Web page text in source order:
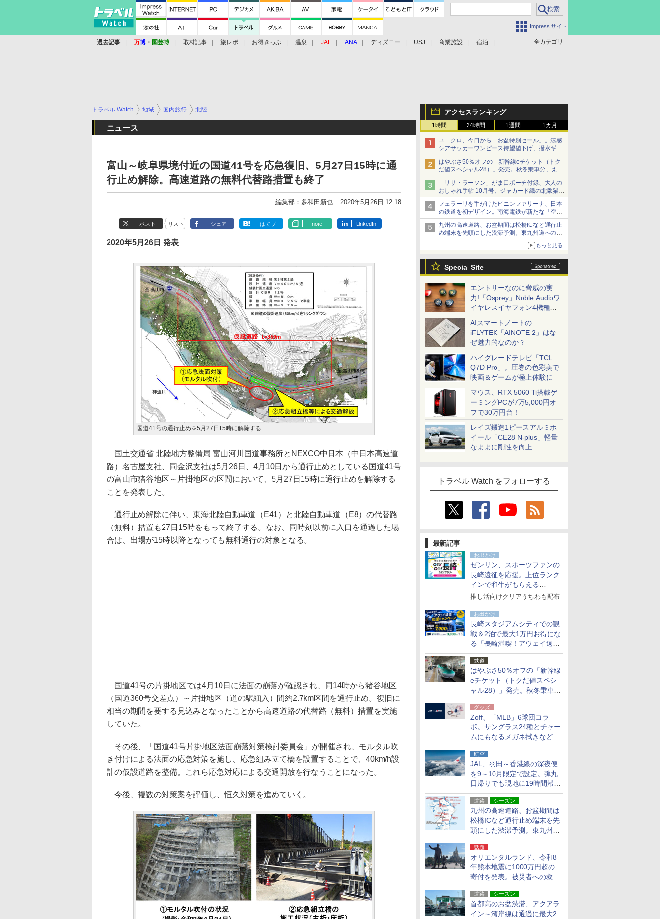
Impress サイト
全カテゴリ
過去記事 万博 ・ 園芸博 取材記事 旅レポ お得きっぷ 温泉 JAL ANA ディズニー USJ 商業施設 宿泊
アクセスランキング
1時間 24時間 1週間 1カ月
ユニクロ、今日から「お盆特別セール」。涼感
シアサッカーワンピース待望値下げ、撥水ギア
ショーツは1990円に
はやぶさ50％オフの「新幹線eチケット（トク
だ値スペシャル28）」発売。秋冬乗車分、えき
ねっと限定
「リサ・ラーソン」がま口ポーチ付録、大人の
おしゃれ手帖 10月号。ジャカード織の北欧猫デ
ザイン
フェラーリを手がけたピニンファリーナ、日本
の鉄道を初デザイン。南海電鉄が新たな「空港
特急」をなにわ筋線へ導入
九州の高速道路、お盆期間は松橋ICなど通行止
め端末を先頭にした渋滞予測。東九州道への迂
もっと見る
Special Site
エントリーなのに脅威の実
力!「Osprey」Noble Audioワ
イヤレスイヤフォン4機種を
一気に聴く
AIスマートノートの
iFLYTEK「AINOTE 2」はな
ぜ魅力的なのか？
ハイグレードテレビ「TCL
Q7D Pro」。圧巻の色彩美で
映画＆ゲームが極上体験に
マウス、RTX 5060 Ti搭載ゲ
ーミングPCが7万5,000円オ
フで30万円台！
レイズ鍛造1ピースアルミホ
イール「CE28 N-plus」軽量
なままに剛性を向上
トラベル Watch をフォローする
最新記事
お出かけ
ゼンリン、スポーツファンの
長崎遠征を応援。上位ランク
インで和牛がもらえる
「GO！GO！長崎スタンプラ
推し活向けクリアうちわも配布
お出かけ
長崎スタジアムシティでの観
戦＆2泊で最大1万円お得にな
る「長崎満喫！アウェイ遠征
応援キャンペーン」
鉄道
はやぶさ50％オフの「新幹線
eチケット（トクだ値スペシ
ャル28）」発売。秋冬乗車
分、えきねっと限定
グッズ
Zoff、「MLB」6球団コラ
ボ。サングラス24種とチャー
ムにもなるメガネ拭きなど雑
貨24種
航空
JAL、羽田～香港線の深夜便
を9～10月限定で設定。弾丸
日帰りでも現地に19時間滞在
できる
道路 シーズン
九州の高速道路、お盆期間は
松橋ICなど通行止め端末を先
頭にした渋滞予測。東九州道
への迂回は料金調整を実施
話題
オリエンタルランド、令和8
年熊本地震に1000万円超の
寄付を発表。被災者への救援
活動・復旧支援
道路 シーズン
首都高のお盆渋滞、アクアラ
イン～湾岸線は通過に最大2
トラベル Watch 地域 国内旅行 北陸
ニュース
富山～岐阜県境付近の国道41号を応急復旧、5月27日15時に通
行止め解除。高速道路の無料代替路措置も終了
編集部：多和田新也 2020年5月26日 12:18
ポスト リスト シェア はてブ note LinkedIn
2020年5月26日 発表
国道41号の通行止めを5月27日15時に解除する
国土交通省 北陸地方整備局 富山河川国道事務所とNEXCO中日本（中日本高速道
路）名古屋支社、同金沢支社は5月26日、4月10日から通行止めとしている国道41号
の富山市猪谷地区～片掛地区の区間において、5月27日15時に通行止めを解除する
ことを発表した。
通行止め解除に伴い、東海北陸自動車道（E41）と北陸自動車道（E8）の代替路
（無料）措置も27日15時をもって終了する。なお、同時刻以前に入口を通過した場
合は、出場が15時以降となっても無料通行の対象となる。
国道41号の片掛地区では4月10日に法面の崩落が確認され、同14時から猪谷地区
（国道360号交差点）～片掛地区（道の駅細入）間約2.7km区間を通行止め。復旧に
相当の期間を要する見込みとなったことから高速道路の代替路（無料）措置を実施
していた。
その後、「国道41号片掛地区法面崩落対策検討委員会」が開催され、モルタル吹
き付けによる法面の応急対策を施し、応急組み立て橋を設置することで、40km/h設
計の仮設道路を整備。これら応急対応による交通開放を行なうことになった。
今後、複数の対策案を評価し、恒久対策を進めていく。